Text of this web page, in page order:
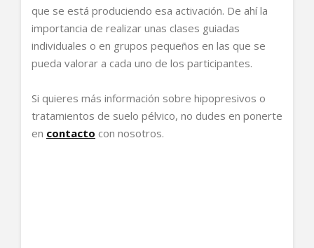
que se está produciendo esa activación. De ahí la
importancia de realizar unas clases guiadas
individuales o en grupos pequeños en las que se
pueda valorar a cada uno de los participantes.
Si quieres más información sobre hipopresivos o
tratamientos de suelo pélvico, no dudes en ponerte
en contacto con nosotros.